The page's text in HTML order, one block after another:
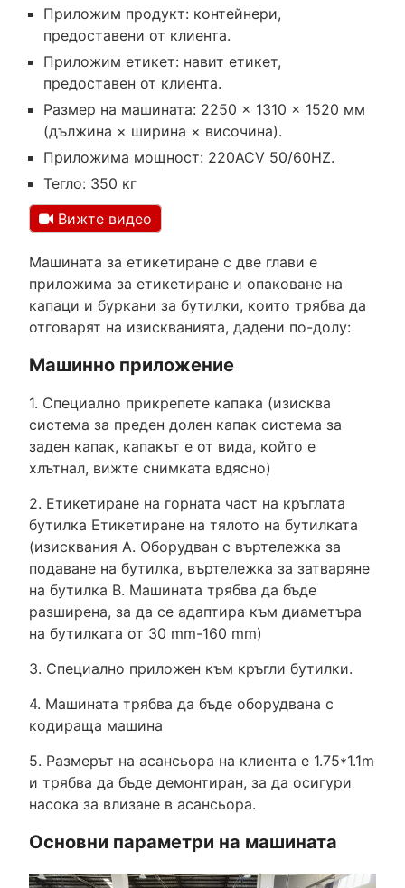
Приложим продукт: контейнери,
предоставени от клиента.
Приложим етикет: навит етикет,
предоставен от клиента.
Размер на машината: 2250 × 1310 × 1520 мм
(дължина × ширина × височина).
Приложима мощност: 220ACV 50/60HZ.
Тегло: 350 кг
Вижте видео
Машината за етикетиране с две глави е
приложима за етикетиране и опаковане на
капаци и буркани за бутилки, които трябва да
отговарят на изискванията, дадени по-долу:
Машинно приложение
1. Специално прикрепете капака (изисква
система за преден долен капак система за
заден капак, капакът е от вида, който е
хлътнал, вижте снимката вдясно)
2. Етикетиране на горната част на кръглата
бутилка Етикетиране на тялото на бутилката
(изисквания A. Оборудван с въртележка за
подаване на бутилка, въртележка за затваряне
на бутилка B. Машината трябва да бъде
разширена, за да се адаптира към диаметъра
на бутилката от 30 mm-160 mm)
3. Специално приложен към кръгли бутилки.
4. Машината трябва да бъде оборудвана с
кодираща машина
5. Размерът на асансьора на клиента е 1.75*1.1m
и трябва да бъде демонтиран, за да осигури
насока за влизане в асансьора.
Основни параметри на машината